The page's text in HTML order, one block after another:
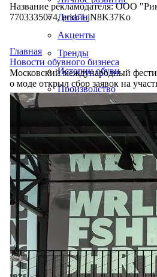
Дизайн
Акценты
Тренды
Истории обуви
Производство
Название рекламодателя: ООО
7703335074, erid: LjN8K37Ko
Главная
Новости обувного бизнеса
Московский международный
о моде открыл сбор заявок на